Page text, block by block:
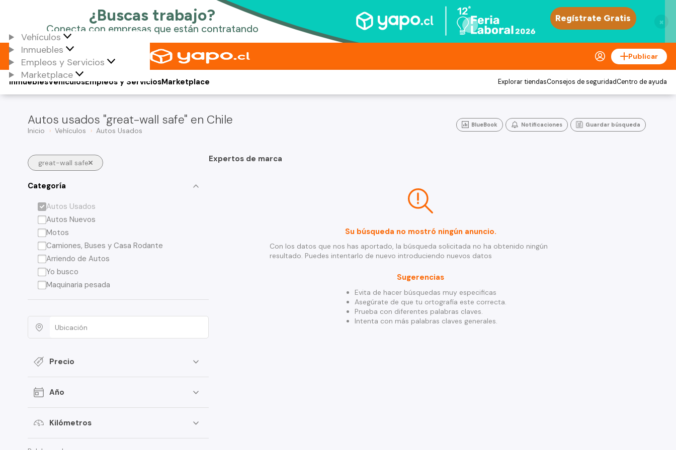
×
Vehículos
Inmuebles
Empleos y Servicios
Marketplace
Publicar
Vehículos
Inmuebles Empleos y ServiciosMarketplace Explorar tiendasConsejos de seguridadCentro de ayuda
Autos usados "great-wall safe" en Chile
Inicio Vehículos Autos Usados
BlueBook Notificaciones Guardar búsqueda
great-wall safe
Categoría
Autos Usados
Autos Nuevos
Motos
Camiones, Buses y Casa Rodante
Arriendo de Autos
Yo busco
Maquinaria pesada
Precio
Año
Kilómetros
Expertos de marca
Su búsqueda no mostró ningún anuncio.
Con los datos que nos has aportado, la búsqueda solicitada no ha obtenido ningún
resultado. Puedes intentarlo de nuevo introduciendo nuevos datos
Sugerencias
Evita de hacer búsquedas muy especificas
Asegúrate de que tu ortografía este correcta.
Prueba con diferentes palabras claves.
Intenta con más palabras claves generales.